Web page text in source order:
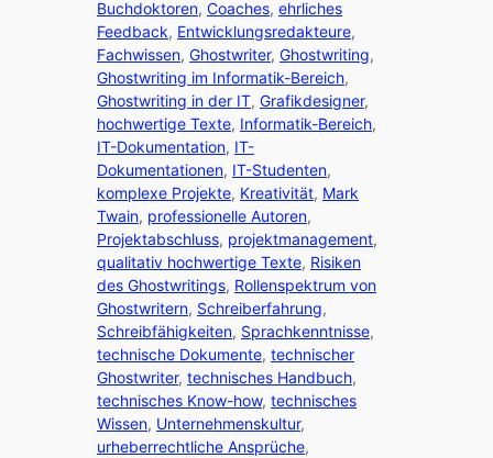
Buchdoktoren, Coaches, ehrliches
Feedback, Entwicklungsredakteure,
Fachwissen, Ghostwriter, Ghostwriting,
Ghostwriting im Informatik-Bereich,
Ghostwriting in der IT, Grafikdesigner,
hochwertige Texte, Informatik-Bereich,
IT-Dokumentation, IT-
Dokumentationen, IT-Studenten,
komplexe Projekte, Kreativität, Mark
Twain, professionelle Autoren,
Projektabschluss, projektmanagement,
qualitativ hochwertige Texte, Risiken
des Ghostwritings, Rollenspektrum von
Ghostwritern, Schreiberfahrung,
Schreibfähigkeiten, Sprachkenntnisse,
technische Dokumente, technischer
Ghostwriter, technisches Handbuch,
technisches Know-how, technisches
Wissen, Unternehmenskultur,
urheberrechtliche Ansprüche,